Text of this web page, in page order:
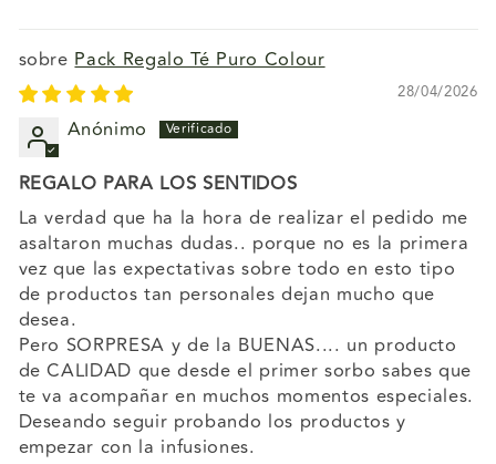
Pack Regalo Té Puro Colour
28/04/2026
Anónimo
REGALO PARA LOS SENTIDOS
La verdad que ha la hora de realizar el pedido me
asaltaron muchas dudas.. porque no es la primera
vez que las expectativas sobre todo en esto tipo
de productos tan personales dejan mucho que
desea.
Pero SORPRESA y de la BUENAS.... un producto
de CALIDAD que desde el primer sorbo sabes que
te va acompañar en muchos momentos especiales.
Deseando seguir probando los productos y
empezar con la infusiones.